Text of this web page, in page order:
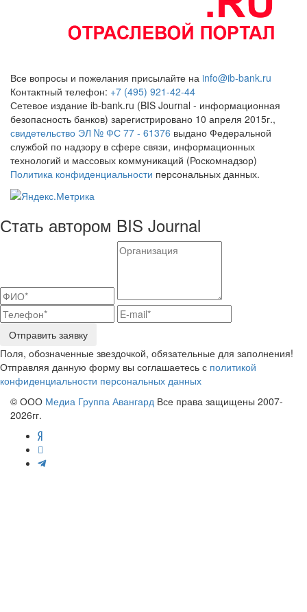
Все вопросы и пожелания присылайте на info@ib-bank.ru
Контактный телефон: +7 (495) 921-42-44
Сетевое издание ib-bank.ru (BIS Journal - информационная
безопасность банков) зарегистрировано 10 апреля 2015г.,
свидетельство ЭЛ № ФС 77 - 61376 выдано Федеральной
службой по надзору в сфере связи, информационных
технологий и массовых коммуникаций (Роскомнадзор)
Политика конфиденциальности персональных данных.
Стать автором BIS Journal
Отправить заявку
Поля, обозначенные звездочкой, обязательные для заполнения!
Отправляя данную форму вы соглашаетесь с политикой
конфиденциальности персональных данных
© ООО Медиа Группа Авангард Все права защищены 2007-
2026гг.